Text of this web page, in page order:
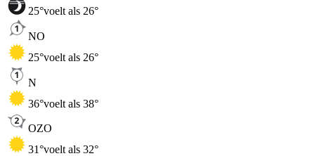
25°voelt als 26°
NO
25°voelt als 26°
N
36°voelt als 38°
OZO
31°voelt als 32°